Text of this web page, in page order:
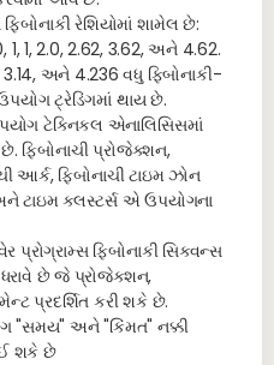
રેશિયોમાં શામેલ છે:
1, 1, 2.0, 2.62, 3.62, અને 4.62.
3.14, અને 4.236 વધુ ફિબોનાકી-
ટ્રેડિંગમાં થાય છે.
ટેક્નિકલ એનાલિસિસમાં
ફિબોનાચી પ્રોજેક્શન,
આર્ક, ફિબોનાચી ટાઇમ ઝોન
ટાઇમ ક્લસ્ટર્સ એ ઉપયોગના
પ્રોગ્રામ્સ ફિબોનાકી સિક્વન્સ
ધરાવે છે જે પ્રોજેક્શન,
પ્રદર્શિત કરી શકે છે.
"સમય" અને "કિંમત" નક્કી
શકે છે